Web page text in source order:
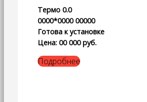
Термо 0.0
0000*0000 00000
Готова к установке
Цена: 00 000 руб.
Подробнее